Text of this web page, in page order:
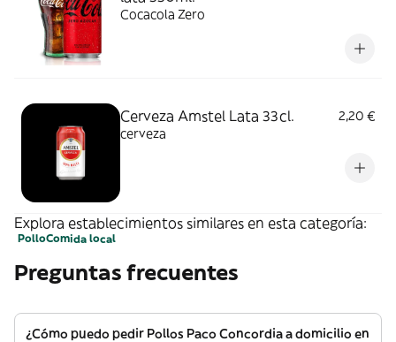
Cocacola Zero
Cerveza Amstel Lata 33cl.
2,20 €
cerveza
Explora establecimientos similares en esta categoría:
PolloComida local
Preguntas frecuentes
¿Cómo puedo pedir Pollos Paco Concordia a domicilio en